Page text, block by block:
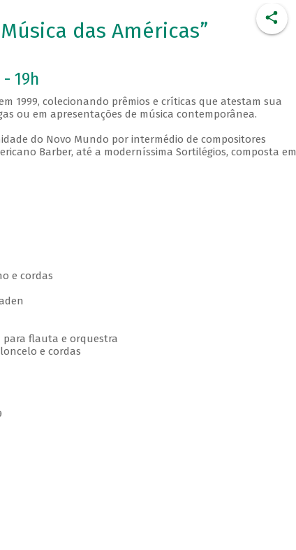
das Américas”
19h
1999, colecionando prêmios e críticas que atestam sua
ou em apresentações de música contemporânea.
do Novo Mundo por intermédio de compositores
Barber, até a moderníssima Sortilégios, composta em
e cordas
flauta e orquestra
e cordas